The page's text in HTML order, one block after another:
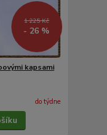
1 225 Kč
- 26 %
kapsami
do týdne